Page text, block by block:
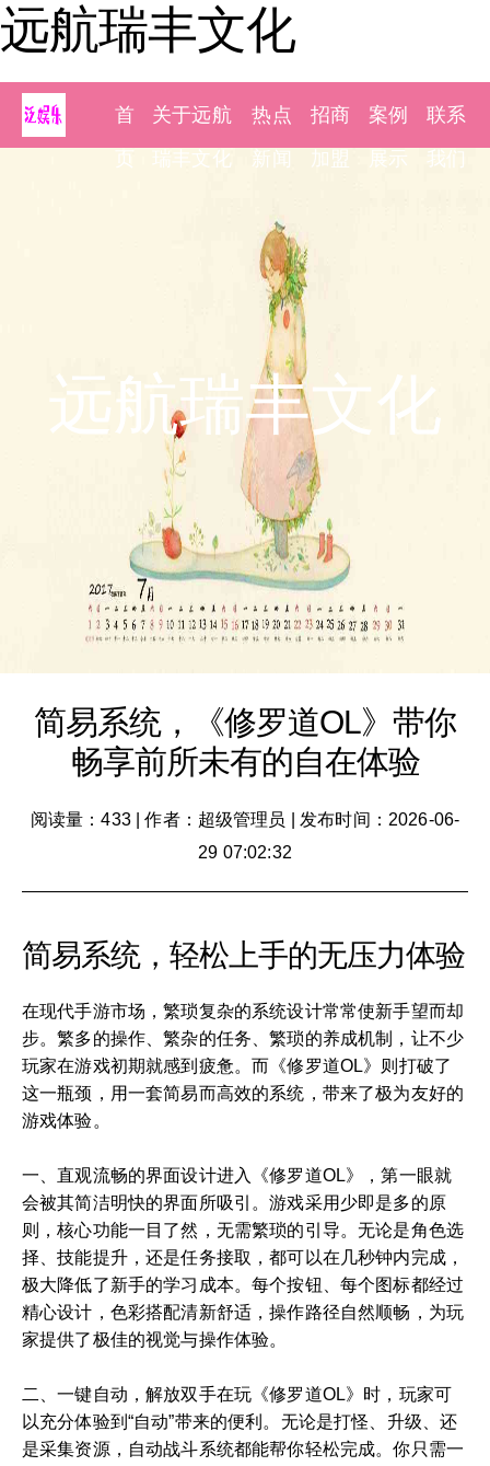
远航瑞丰文化
首
页
关于远航
瑞丰文化
热点
新闻
招商
加盟
案例
展示
联系
我们
远航瑞丰文化
简易系统，《修罗道OL》带你
畅享前所未有的自在体验
阅读量：433|作者：超级管理员
发布时间：2026-06-
29 07:02:32
简易系统，轻松上手的无压力体验
在现代手游市场，繁琐复杂的系统设计常常使新手望而却
步。繁多的操作、繁杂的任务、繁琐的养成机制，让不少
玩家在游戏初期就感到疲惫。而《修罗道OL》则打破了
这一瓶颈，用一套简易而高效的系统，带来了极为友好的
游戏体验。
一、直观流畅的界面设计进入《修罗道OL》，第一眼就
会被其简洁明快的界面所吸引。游戏采用少即是多的原
则，核心功能一目了然，无需繁琐的引导。无论是角色选
择、技能提升，还是任务接取，都可以在几秒钟内完成，
极大降低了新手的学习成本。每个按钮、每个图标都经过
精心设计，色彩搭配清新舒适，操作路径自然顺畅，为玩
家提供了极佳的视觉与操作体验。
二、一键自动，解放双手在玩《修罗道OL》时，玩家可
以充分体验到“自动”带来的便利。无论是打怪、升级、还
是采集资源，自动战斗系统都能帮你轻松完成。你只需一